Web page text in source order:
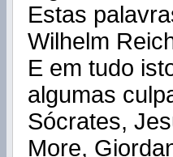
Estas
Wilhelm
E em tudo
algumas
Sócrates,
More,